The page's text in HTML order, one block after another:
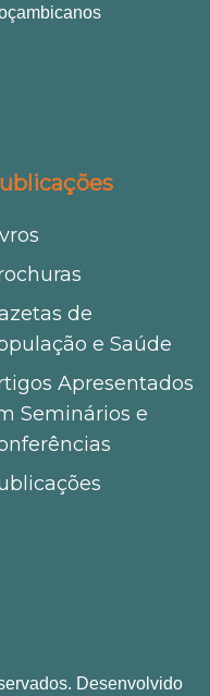
de
e Saúde
Apresentados
Seminários e
Desenvolvido